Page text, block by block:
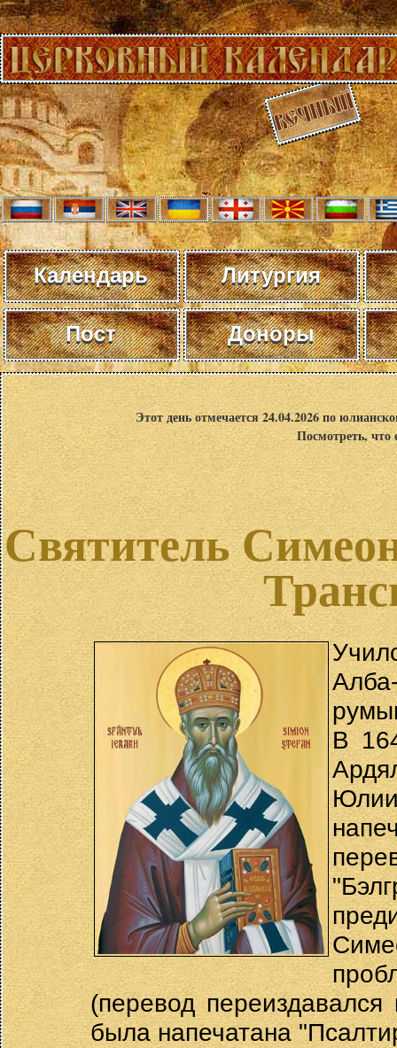
Календарь Литургия
Пост Доноры
Этот день отмечается 24.04.2026 по
Посмотреть,
Святитель
В
(перевод
была напечатана